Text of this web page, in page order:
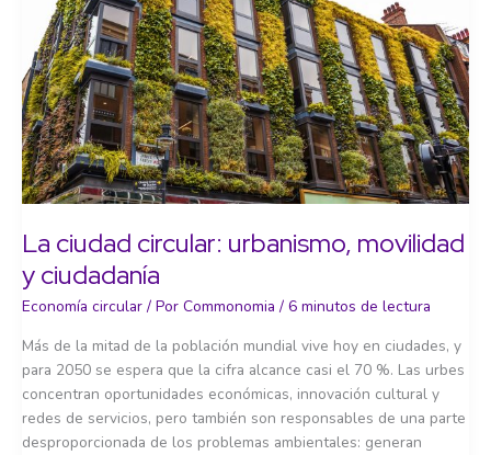
sistemas
productivos
La ciudad circular: urbanismo, movilidad
y ciudadanía
Economía circular / Por Commonomia / 6 minutos de lectura
Más de la mitad de la población mundial vive hoy en ciudades, y
para 2050 se espera que la cifra alcance casi el 70 %. Las urbes
concentran oportunidades económicas, innovación cultural y
redes de servicios, pero también son responsables de una parte
desproporcionada de los problemas ambientales: generan